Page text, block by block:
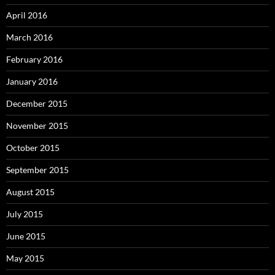
April 2016
March 2016
February 2016
January 2016
December 2015
November 2015
October 2015
September 2015
August 2015
July 2015
June 2015
May 2015